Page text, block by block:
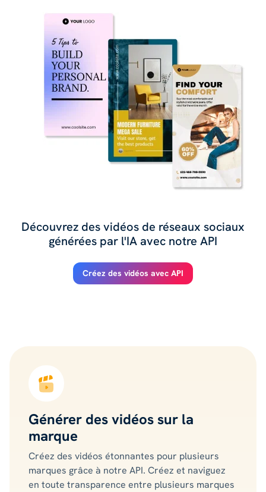
Découvrez des vidéos de réseaux sociaux
générées par l'IA avec notre API
Créez des vidéos avec API
Générer des vidéos sur la
marque
Créez des vidéos étonnantes pour plusieurs
marques grâce à notre API. Créez et naviguez
en toute transparence entre plusieurs marques